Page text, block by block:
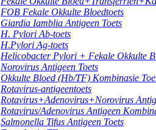
FOB Fekale Okkulte Bloedtoets
Giardia Iamblia Antigeen Toets
H. Pylori Ab-toets
H.Pylori Ag-toets
Helicobacter Pylori + Fekale Okkulte
Norovirus Antigeen Toets
Okkulte Bloed (Hb/TF) Kombinasie
Rotavirus-antigeentoets
Rotavirus+Adenovirus+Norovirus
Rotavirus/Adenovirus Antigeen
Salmonella Tifus Antigeen Toets